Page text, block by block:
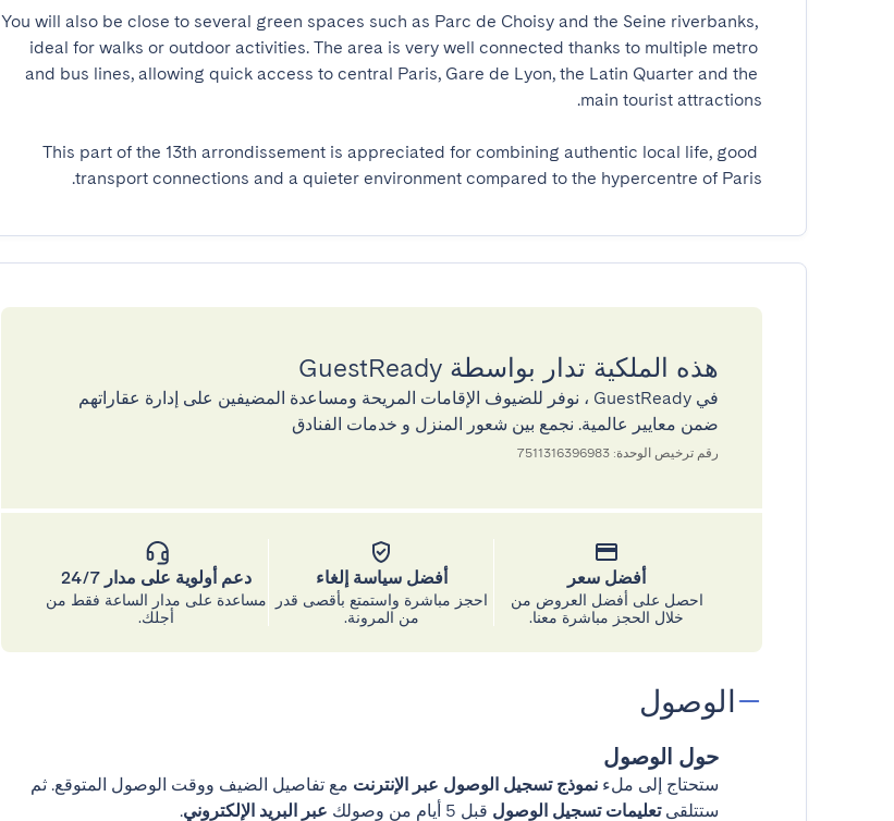
You will also be close to several green spaces such as Parc de Choisy and the Seine riverbanks,
ideal for walks or outdoor activities. The area is very well connected thanks to multiple metro
and bus lines, allowing quick access to central Paris, Gare de Lyon, the Latin Quarter and the
This part of the 13th arrondissement is appreciated for combining authentic local life, good
transport connections and a quieter environment compared to the hypercentre of Paris.
هذه الملكية تدار بواسطة GuestReady
في GuestReady ، نوفر للضيوف الإقامات المريحة ومساعدة المضيفين على إدارة عقاراتهم
ضمن معايير عالمية. نجمع بين شعور المنزل و خدمات الفنادق
رقم ترخيص الوحدة: 7511316396983
أفضل سعر
احصل على أفضل العروض من
خلال الحجز مباشرة معنا.
أفضل سياسة إلغاء
احجز مباشرة واستمتع بأقصى قدر
من المرونة.
دعم أولوية على مدار 24/7
مساعدة على مدار الساعة فقط من
أجلك.
الوصول
حول الوصول
ستحتاج إلى ملء نموذج تسجيل الوصول عبر الإنترنت مع تفاصيل الضيف ووقت الوصول المتوقع. ثم
ستتلقىتعليمات تسجيل الوصول قبل 5 أيام من وصولك عبر البريد الإلكتروني.